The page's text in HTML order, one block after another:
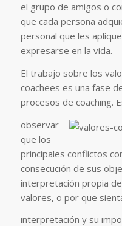
el grupo de amigos o
que cada persona
personal que les
expresarse en la vida.
El trabajo sobre los
coachees es una fase
procesos de coaching.
observar
que los
principales conflictos
consecución de sus
interpretación propia
valores, o por que
interpretación y su